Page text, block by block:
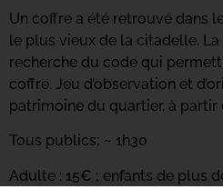
Un coffre a été retrouvé dans
le plus vieux de la citadelle.
recherche du code qui
coffre. Jeu d’observation et
patrimoine du quartier, à partir
Tous publics; ~ 1h30
Adulte : 15€ ; enfants de plus